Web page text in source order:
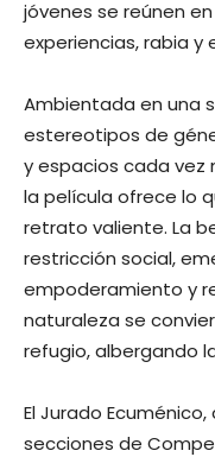
jóvenes se reúnen
experiencias, rabia y
Ambientada en una
estereotipos de
y espacios cada vez
la película ofrece lo
retrato valiente. La
restricción social,
empoderamiento y
naturaleza se
refugio, albergando
El Jurado
secciones de